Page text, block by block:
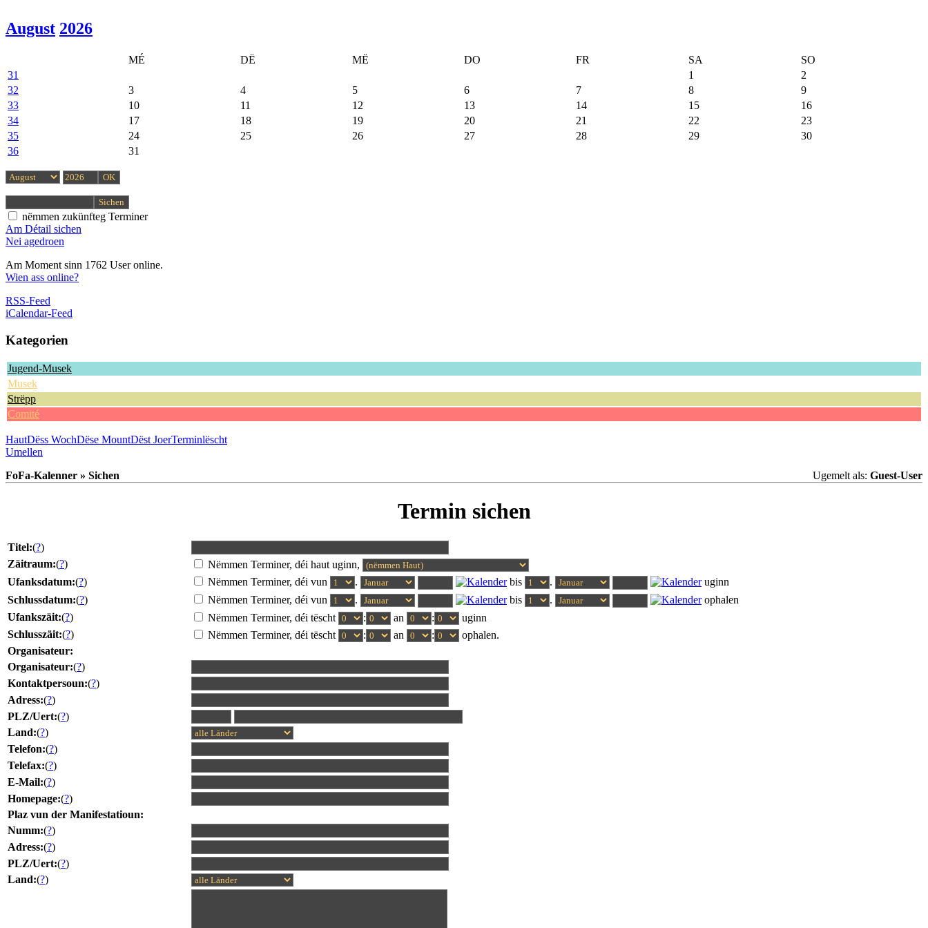
August 2026
MÉ DË MË DO FR SA
SO
31
1
2
32
3 4 5 6 7 8
9
33
10 11 12 13 14 15
16
34
17 18 19 20 21 22
23
35
24 25 26 27 28 29
30
36
31
nëmmen zukünfteg Terminer
Am Détail sichen
Nei agedroen
Am Moment sinn 1762 User online.
Wien ass online?
RSS-Feed
iCalendar-Feed
Kategorien
Jugend-Musek
Musek
Strëpp
Comité
HautDëss WochDëse MountDëst JoerTerminlëscht
Umellen
FoFa-Kalenner » Sichen
Ugemelt als: Guest-User
Termin sichen
Titel:(?)
Zäitraum:(?)
Nëmmen Terminer, déi haut uginn,
Ufanksdatum:(?) Nëmmen Terminer, déi vun . bis .
uginn
Schlussdatum:(?) Nëmmen Terminer, déi vun . bis .
ophalen
Ufankszäit:(?) Nëmmen Terminer, déi tëscht : an :
uginn
Schlusszäit:(?) Nëmmen Terminer, déi tëscht : an :
ophalen.
Organisateur:
Organisateur:(?)
Kontaktpersoun:(?)
Adress:(?)
PLZ/Uert:(?)
Land:(?)
Telefon:(?)
Telefax:(?)
E-Mail:(?)
Homepage:(?)
Plaz vun der Manifestatioun:
Numm:(?)
Adress:(?)
PLZ/Uert:(?)
Land:(?)